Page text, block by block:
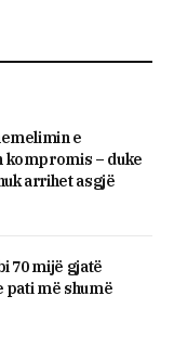
e
– duke
arrihet asgjë
70 mijë gjatë
pati më shumë